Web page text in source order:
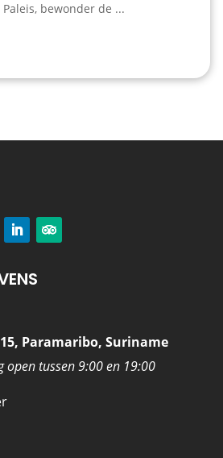
bewonder de ...
Paramaribo, Suriname
tussen 9:00 en 19:00